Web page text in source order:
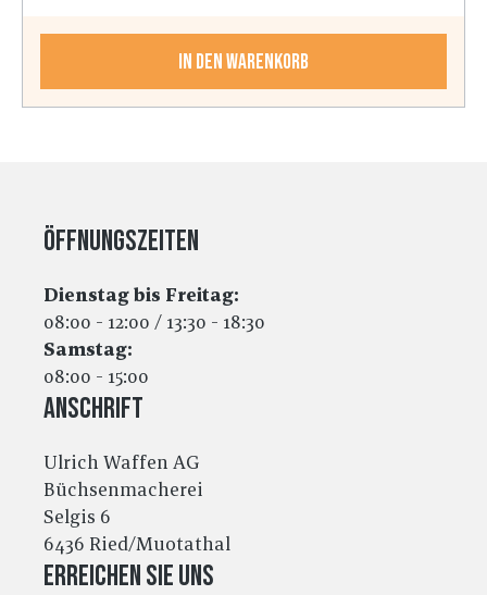
In den Warenkorb
Öffnungszeiten
Dienstag bis Freitag:
08:00 - 12:00 / 13:30 - 18:30
Samstag:
08:00 - 15:00
Anschrift
Ulrich Waffen AG
Büchsenmacherei
Selgis 6
6436 Ried/Muotathal
Erreichen Sie uns